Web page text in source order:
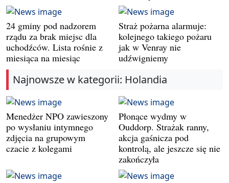
24 gminy pod nadzorem
rządu za brak miejsc dla
uchodźców. Lista rośnie z
miesiąca na miesiąc
Straż pożarna alarmuje:
kolejnego takiego pożaru
jak w Venray nie
udźwigniemy
Najnowsze w kategorii: Holandia
Menedżer NPO zawieszony
po wysłaniu intymnego
zdjęcia na grupowym
czacie z kolegami
Płonące wydmy w
Ouddorp. Strażak ranny,
akcja gaśnicza pod
kontrolą, ale jeszcze się nie
zakończyła